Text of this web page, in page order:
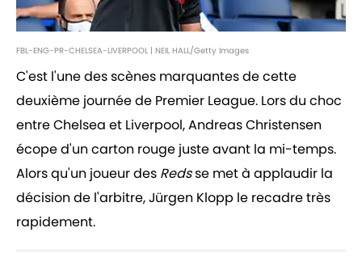
FBL-ENG-PR-CHELSEA-LIVERPOOL | NEIL HALL/Getty Images
C'est l'une des scènes marquantes de cette
deuxième journée de Premier League. Lors du choc
entre Chelsea et Liverpool, Andreas Christensen
écope d'un carton rouge juste avant la mi-temps.
Alors qu'un joueur des Redsse met à applaudir la
décision de l'arbitre, Jürgen Klopp le recadre très
rapidement.